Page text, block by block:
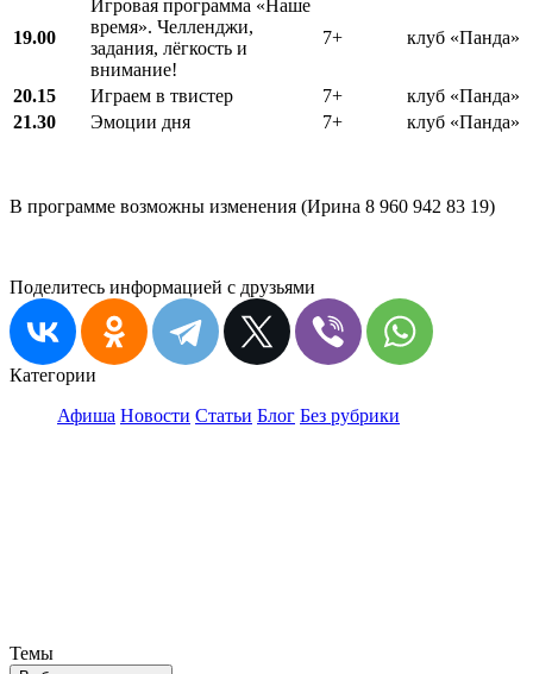
19.00
Игровая программа «Наше
время». Челленджи,
задания, лёгкость и
внимание!
7+ клуб «Панда»
20.15 Играем в твистер 7+
клуб «Панда»
21.30
Эмоции дня 7+ клуб «Панда»
В программе возможны изменения (Ирина 8 960 942 83 19)
Поделитесь информацией с друзьями
Категории
Афиша Новости Статьи Блог Без рубрики
Темы